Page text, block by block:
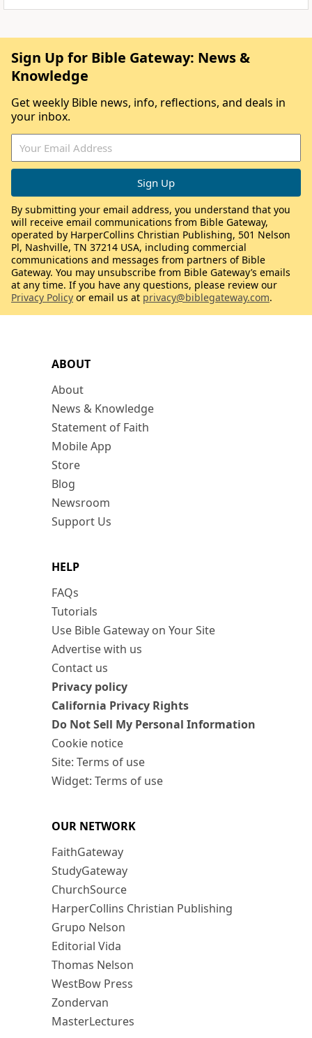
ABOUT
About
News & Knowledge
Statement of Faith
Mobile App
Store
Blog
Newsroom
Support Us
HELP
FAQs
Tutorials
Use Bible Gateway on Your Site
Advertise with us
Contact us
Privacy policy
California Privacy Rights
Do Not Sell My Personal Information
Cookie notice
Site: Terms of use
Widget: Terms of use
OUR NETWORK
FaithGateway
StudyGateway
ChurchSource
HarperCollins Christian Publishing
Grupo Nelson
Editorial Vida
Thomas Nelson
WestBow Press
Zondervan
MasterLectures
Sign Up for Bible Gateway: News &
Knowledge
Get weekly Bible news, info, reflections, and deals in
your inbox.
By submitting your email address, you understand that you
will receive email communications from Bible Gateway,
operated by HarperCollins Christian Publishing, 501 Nelson
Pl, Nashville, TN 37214 USA, including commercial
communications and messages from partners of Bible
Gateway. You may unsubscribe from Bible Gateway’s emails
at any time. If you have any questions, please review our
Privacy Policy or email us at privacy@biblegateway.com.